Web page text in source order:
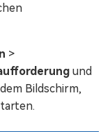
>
und
Bildschirm,